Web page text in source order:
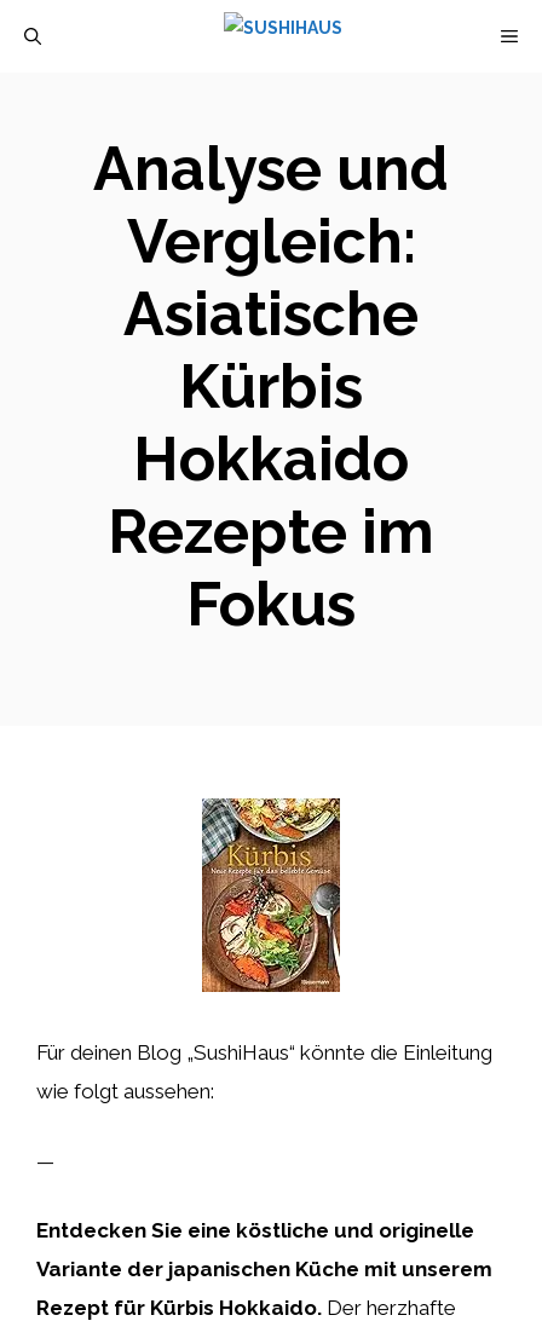
Analyse und
Vergleich:
Asiatische
Kürbis
Hokkaido
Rezepte im
Fokus
Für deinen Blog „SushiHaus“ könnte die Einleitung
wie folgt aussehen:
—
Entdecken Sie eine köstliche und originelle
Variante der japanischen Küche mit unserem
Rezept für Kürbis Hokkaido. Der herzhafte